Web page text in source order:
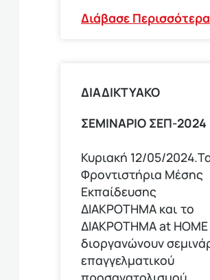
Διάβασε Περισσότερα
ΔΙΑΔΙΚΤΥΑΚΟ
ΣΕΜΙΝΑΡΙΟ ΣΕΠ-2024
Κυριακή 12/05/
Φροντιστήρια Μέσης
Εκπαίδευσης
ΔΙΑΚΡΟΤΗΜΑ και το
ΔΙΑΚΡΟΤΗΜΑ at HOME
διοργανώνουν
επαγγελματικού